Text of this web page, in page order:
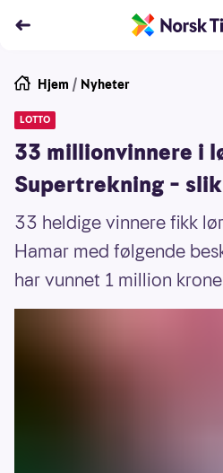
Hjem / Nyheter
LOTTO
33 millionvinnere i
Supertrekning –
33 heldige vinnere fikk
Hamar med følgende
har vunnet 1 million